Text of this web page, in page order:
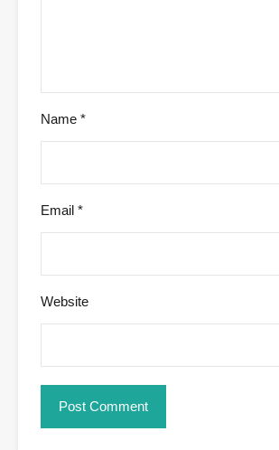
Name *
Email *
Website